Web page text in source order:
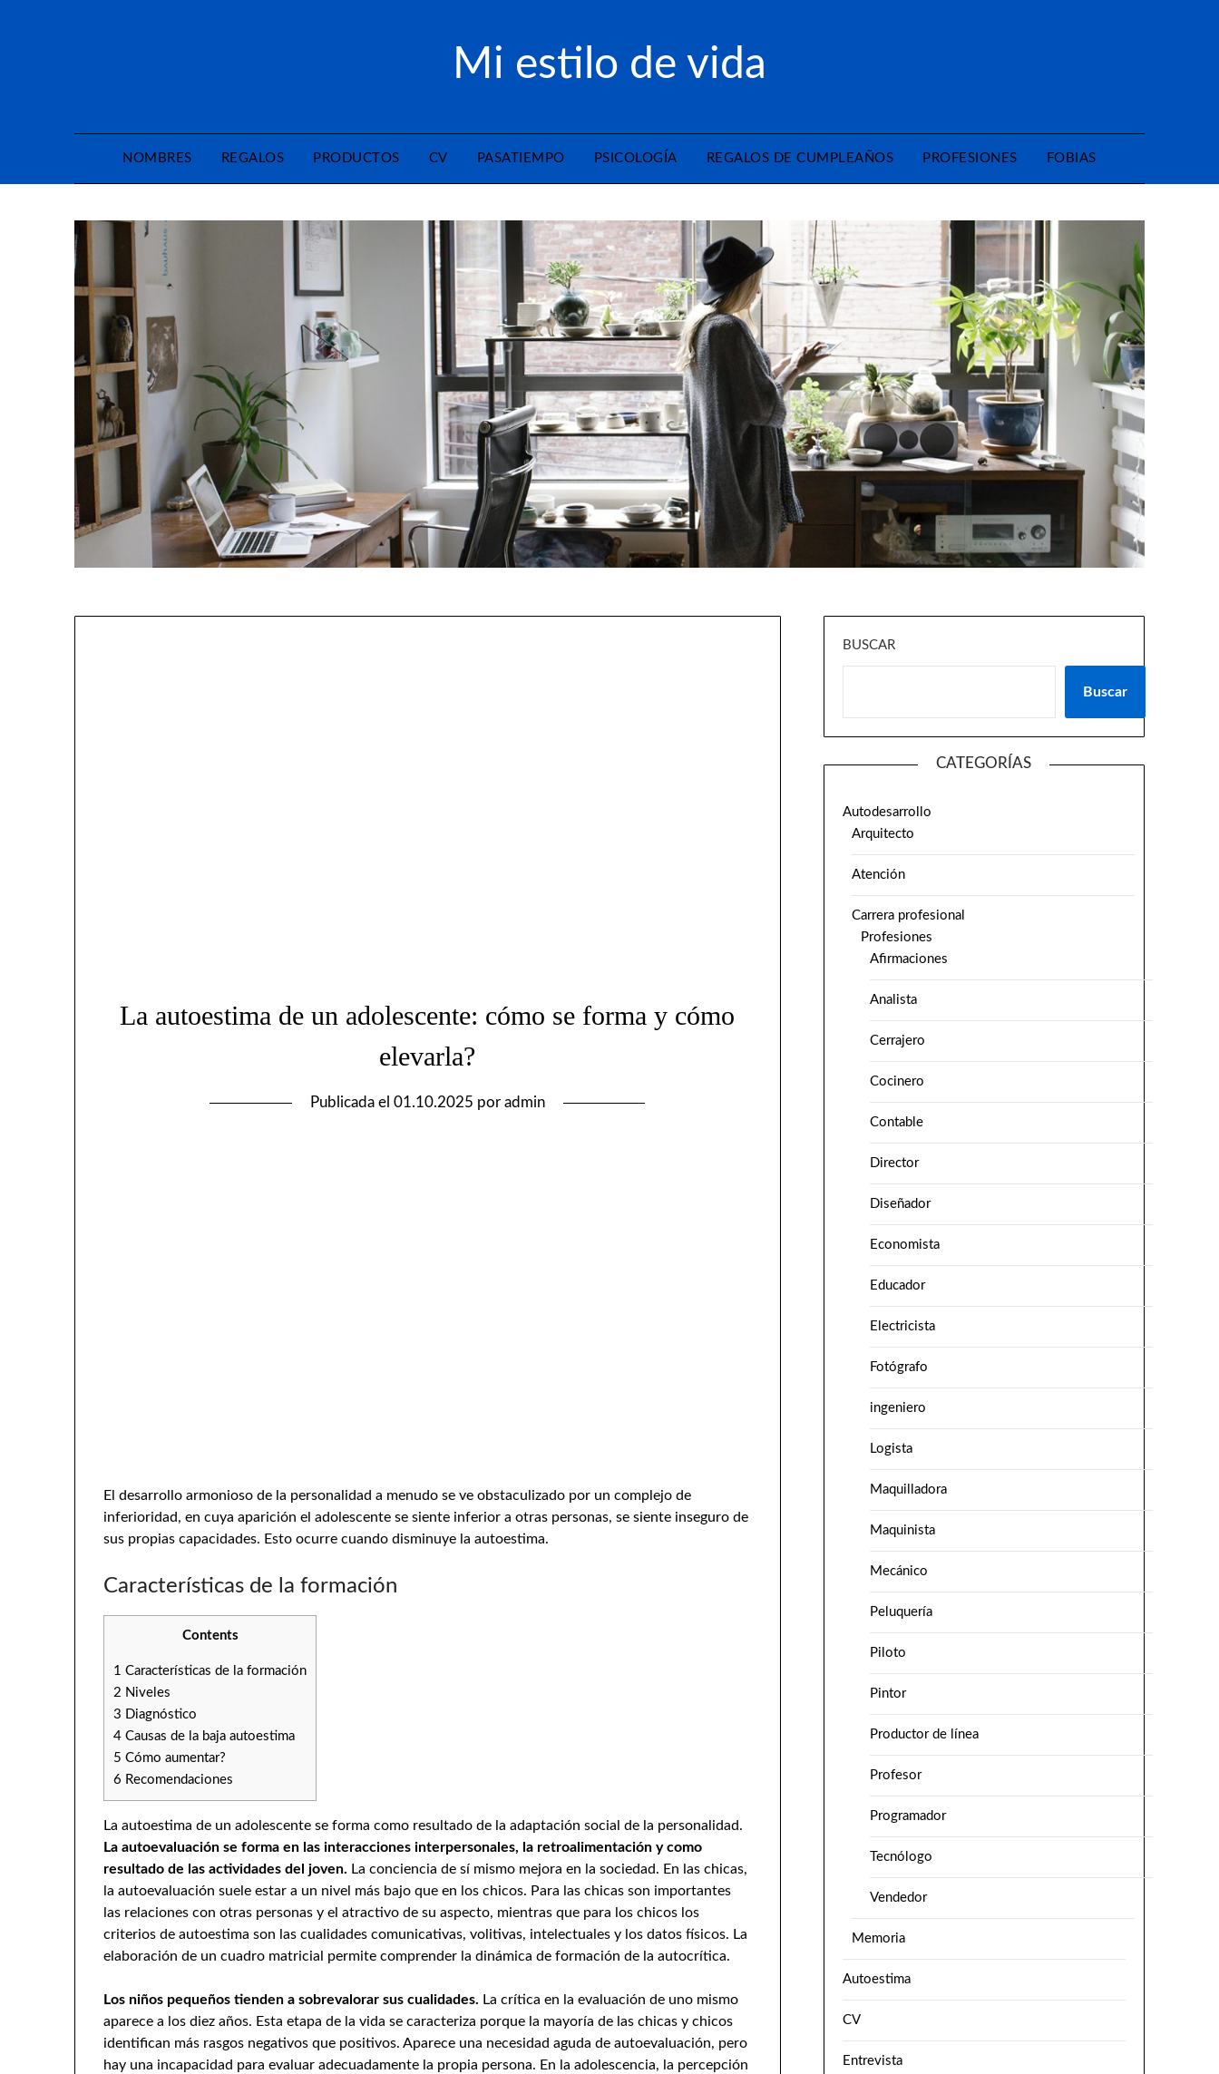
Mi estilo de vida
NOMBRES REGALOS PRODUCTOS CV PASATIEMPO PSICOLOGÍA REGALOS DE CUMPLEAÑOS PROFESIONES FOBIAS
La autoestima de un adolescente: cómo se forma y cómo
elevarla?
Publicada el 01.10.2025 por admin
El desarrollo armonioso de la personalidad a menudo se ve obstaculizado por un complejo de
inferioridad, en cuya aparición el adolescente se siente inferior a otras personas, se siente inseguro de
sus propias capacidades. Esto ocurre cuando disminuye la autoestima.
Características de la formación
Contents
1 Características de la formación
2 Niveles
3 Diagnóstico
4 Causas de la baja autoestima
5 Cómo aumentar?
6 Recomendaciones
La autoestima de un adolescente se forma como resultado de la adaptación social de la personalidad.
La autoevaluación se forma en las interacciones interpersonales, la retroalimentación y como
resultado de las actividades del joven. La conciencia de sí mismo mejora en la sociedad. En las chicas,
la autoevaluación suele estar a un nivel más bajo que en los chicos. Para las chicas son importantes
las relaciones con otras personas y el atractivo de su aspecto, mientras que para los chicos los
criterios de autoestima son las cualidades comunicativas, volitivas, intelectuales y los datos físicos. La
elaboración de un cuadro matricial permite comprender la dinámica de formación de la autocrítica.
Los niños pequeños tienden a sobrevalorar sus cualidades. La crítica en la evaluación de uno mismo
aparece a los diez años. Esta etapa de la vida se caracteriza porque la mayoría de las chicas y chicos
identifican más rasgos negativos que positivos. Aparece una necesidad aguda de autoevaluación, pero
hay una incapacidad para evaluar adecuadamente la propia persona. En la adolescencia, la percepción
BUSCAR
Buscar
CATEGORÍAS
Autodesarrollo
Arquitecto
Atención
Carrera profesional
Profesiones
Afirmaciones
Analista
Cerrajero
Cocinero
Contable
Director
Diseñador
Economista
Educador
Electricista
Fotógrafo
ingeniero
Logista
Maquilladora
Maquinista
Mecánico
Peluquería
Piloto
Pintor
Productor de línea
Profesor
Programador
Tecnólogo
Vendedor
Memoria
Autoestima
CV
Entrevista